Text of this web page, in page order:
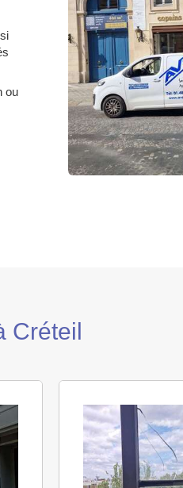
ou
Créteil